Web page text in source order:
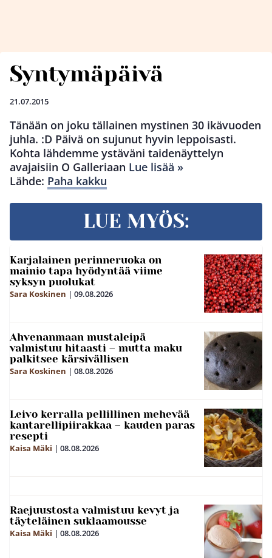
Syntymäpäivä
21.07.2015
Tänään on joku tällainen mystinen 30 ikävuoden
juhla. :D Päivä on sujunut hyvin leppoisasti.
Kohta lähdemme ystäväni taidenäyttelyn
avajaisiin O Galleriaan Lue lisää »
Lähde: Paha kakku
LUE MYÖS:
Karjalainen perinneruoka on
mainio tapa hyödyntää viime
syksyn puolukat
Sara Koskinen | 09.08.2026
Ahvenanmaan mustaleipä
valmistuu hitaasti – mutta maku
palkitsee kärsivällisen
Sara Koskinen | 08.08.2026
Leivo kerralla pellillinen mehevää
kantarellipiirakkaa – kauden paras
resepti
Kaisa Mäki | 08.08.2026
Raejuustosta valmistuu kevyt ja
täyteläinen suklaamousse
Kaisa Mäki | 08.08.2026